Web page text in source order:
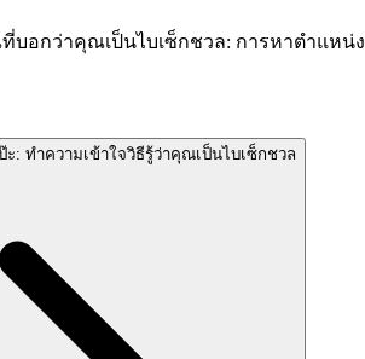
อกว่าคุณเป็นไบเซ็กชวล: การหาตำแหน่
ะ: ทำความเข้าใจวิธีรู้ว่าคุณเป็นไบเซ็กชวล